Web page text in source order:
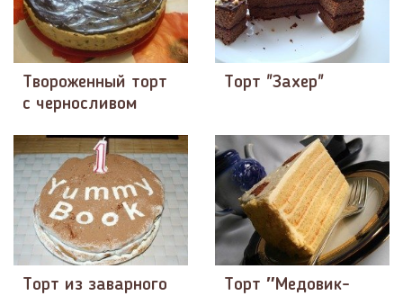
Твороженный торт
с черносливом
Торт "Захер"
Торт из заварного
Торт ″Медовик-